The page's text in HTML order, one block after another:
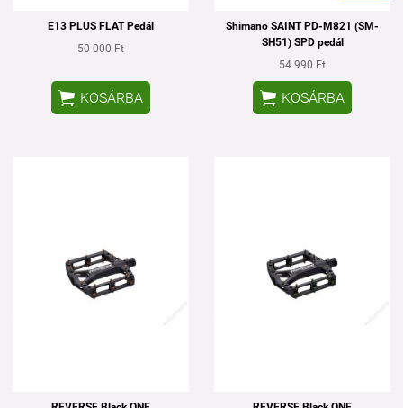
E13 PLUS FLAT Pedál
50 000 Ft
 KOSÁRBA
Shimano SAINT PD-M821 (SM-
SH51) SPD pedál
54 990 Ft
 KOSÁRBA